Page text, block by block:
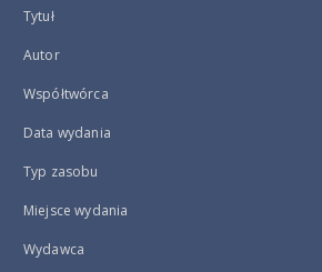
Tytuł
Autor
Współtwórca
Data wydania
Typ zasobu
Miejsce wydania
Wydawca